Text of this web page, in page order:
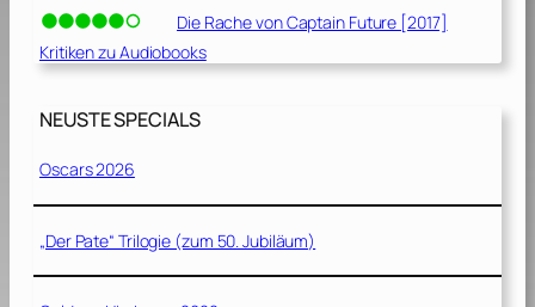
Die Rache von Captain Future [2017]
Kritiken zu Audiobooks
NEUSTE SPECIALS
Oscars 2026
„Der Pate“ Trilogie (zum 50. Jubiläum)